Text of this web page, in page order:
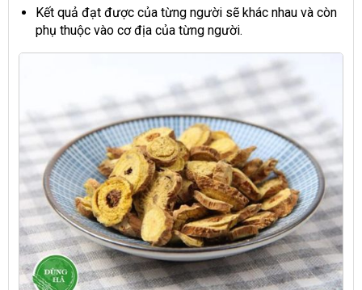
Kết quả đạt được của từng người sẽ khác nhau và còn
phụ thuộc vào cơ địa của từng người.